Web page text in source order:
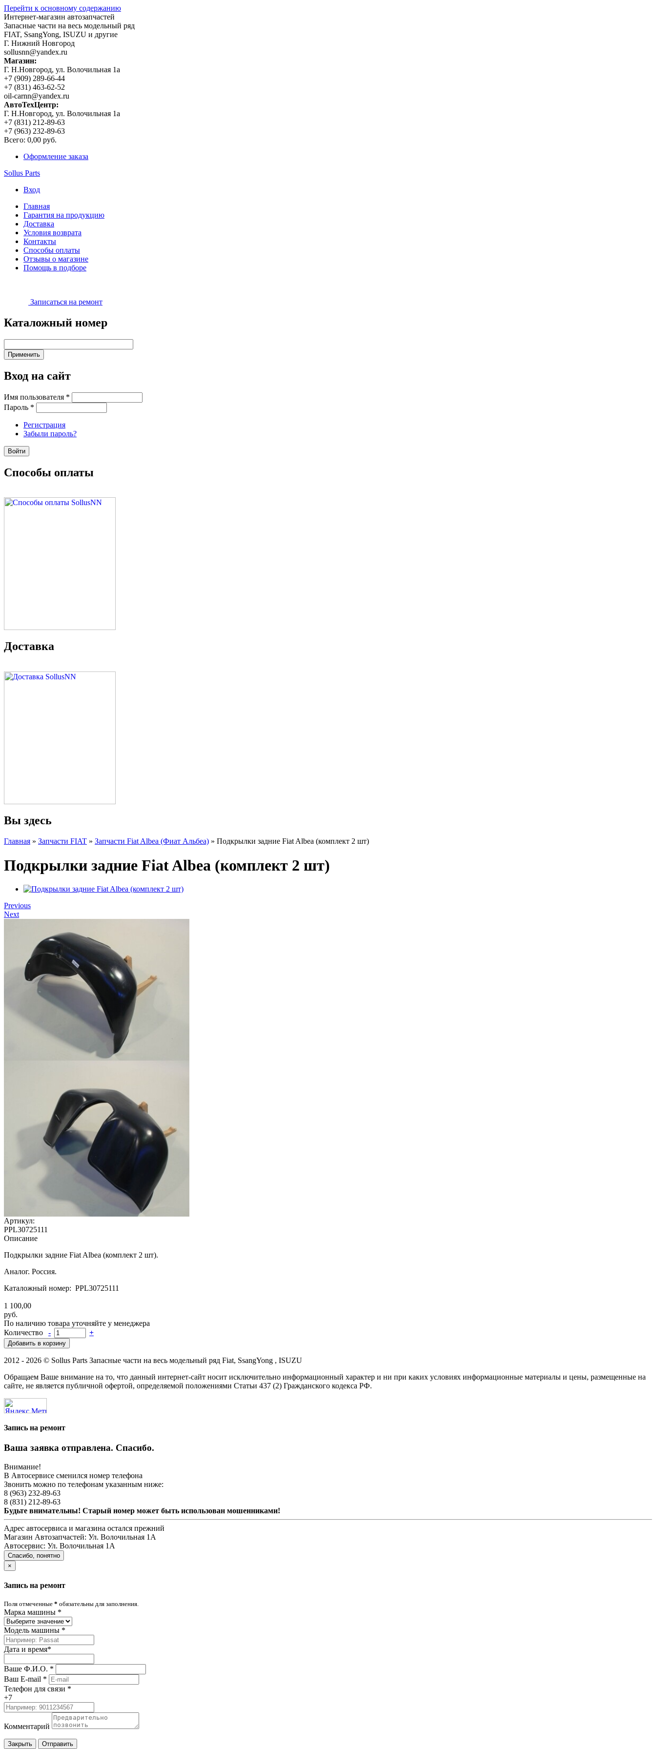
Перейти к основному содержанию
Интернет-магазин автозапчастей
Запасные части на весь модельный ряд
FIAT, SsangYong, ISUZU и другие
Г. Нижний Новгород
sollusnn@yandex.ru
Магазин:
Г. Н.Новгород, ул. Волочильная 1а
+7 (909) 289-66-44
+7 (831) 463-62-52
oil-carnn@yandex.ru
АвтоТехЦентр:
Г. Н.Новгород, ул. Волочильная 1а
+7 (831) 212-89-63
+7 (963) 232-89-63
Всего: 0,00 руб.
Оформление заказа
Sollus Parts
Вход
Главная
Гарантия на продукцию
Доставка
Условия возврата
Контакты
Способы оплаты
Отзывы о магазине
Помощь в подборе
Записаться на ремонт
Каталожный номер
Вход на сайт
Имя пользователя *
Пароль *
Регистрация
Забыли пароль?
Способы оплаты
Доставка
Вы здесь
Главная » Запчасти FIAT » Запчасти Fiat Albea (Фиат Альбеа) » Подкрылки задние Fiat Albea (комплект 2 шт)
Подкрылки задние Fiat Albea (комплект 2 шт)
Previous
Next
Артикул:
PPL30725111
Описание
Подкрылки задние Fiat Albea (комплект 2 шт).
Аналог. Россия.
Каталожный номер: PPL30725111
1 100,00
руб.
По наличию товара уточняйте у менеджера
Количество
- +
2012 - 2026 © Sollus Parts Запасные части на весь модельный ряд Fiat, SsangYong , ISUZU
Обращаем Ваше внимание на то, что данный интернет-сайт носит исключительно информационный характер и ни при каких условиях информационные материалы и цены, размещенные на
сайте, не является публичной офертой, определяемой положениями Статьи 437 (2) Гражданского кодекса РФ.
Запись на ремонт
Ваша заявка отправлена. Спасибо.
Внимание!
В Автосервисе сменился номер телефона
Звонить можно по телефонам указанным ниже:
8 (963) 232-89-63
8 (831) 212-89-63
Будьте внимательны! Старый номер может быть использован мошенниками!
Адрес автосервиса и магазина остался прежний
Магазин Автозапчастей: Ул. Волочильная 1А
Автосервис: Ул. Волочильная 1А
Спасибо, понятно
×
Запись на ремонт
Поля отмеченные * обязательны для заполнения.
Марка машины *
Модель машины *
Дата и время*
Ваше Ф.И.О. *
Ваш E-mail *
Телефон для связи *
+7
Комментарий
Закрыть Отправить